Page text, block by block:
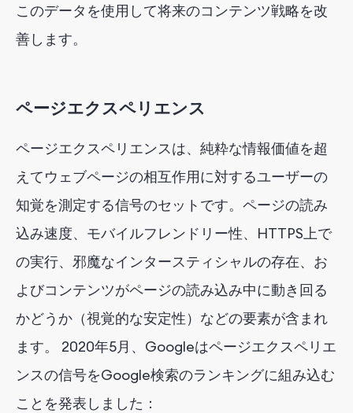
このデータを使用して将来のコンテンツ戦略を改
善します。
ページエクスペリエンス
ページエクスペリエンスは、純粋な情報価値を超
えてウェブページの相互作用に対するユーザーの
知覚を測定する信号のセットです。ページの読み
込み速度、モバイルフレンドリー性、HTTPS上で
の実行、邪魔なインタースティシャルの存在、お
よびコンテンツがページの読み込み中に動き回る
かどうか（視覚的な安定性）などの要素が含まれ
ます。 2020年5月、Googleはページエクスペリエ
ンスの信号をGoogle検索のランキングに組み込む
ことを発表しました：